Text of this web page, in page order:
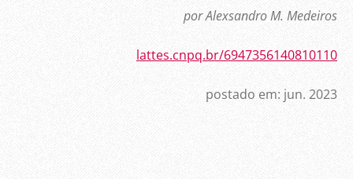
por Alexsandro M. Medeiros
lattes.cnpq.br/6947356140810110
postado em: jun. 2023